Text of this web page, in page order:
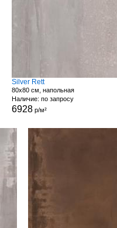
Silver Rett
80x80 см, напольная
Наличие: по запросу
6928 р/м²